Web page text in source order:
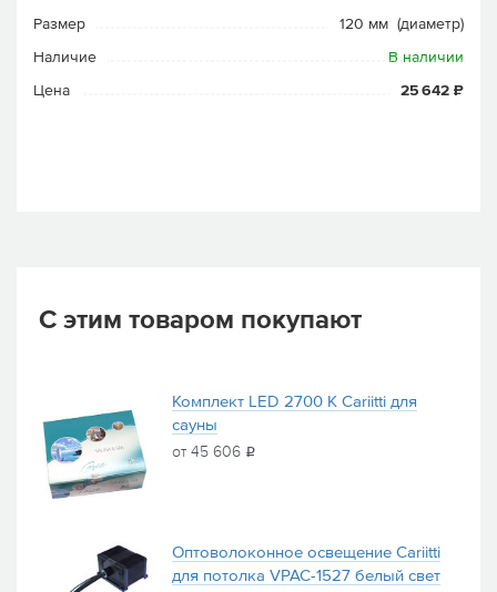
Размер
120 мм (диаметр)
Наличие
В наличии
Цена
25 642 ₽
С этим товаром покупают
Комплект LED 2700 K Cariitti для
сауны
от 45 606 i
Оптоволоконное освещение Cariitti
для потолка VPAC-1527 белый свет